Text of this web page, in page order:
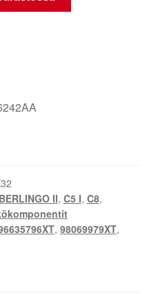
BERLINGO II, C5 I, C8,
, 98069979XT,